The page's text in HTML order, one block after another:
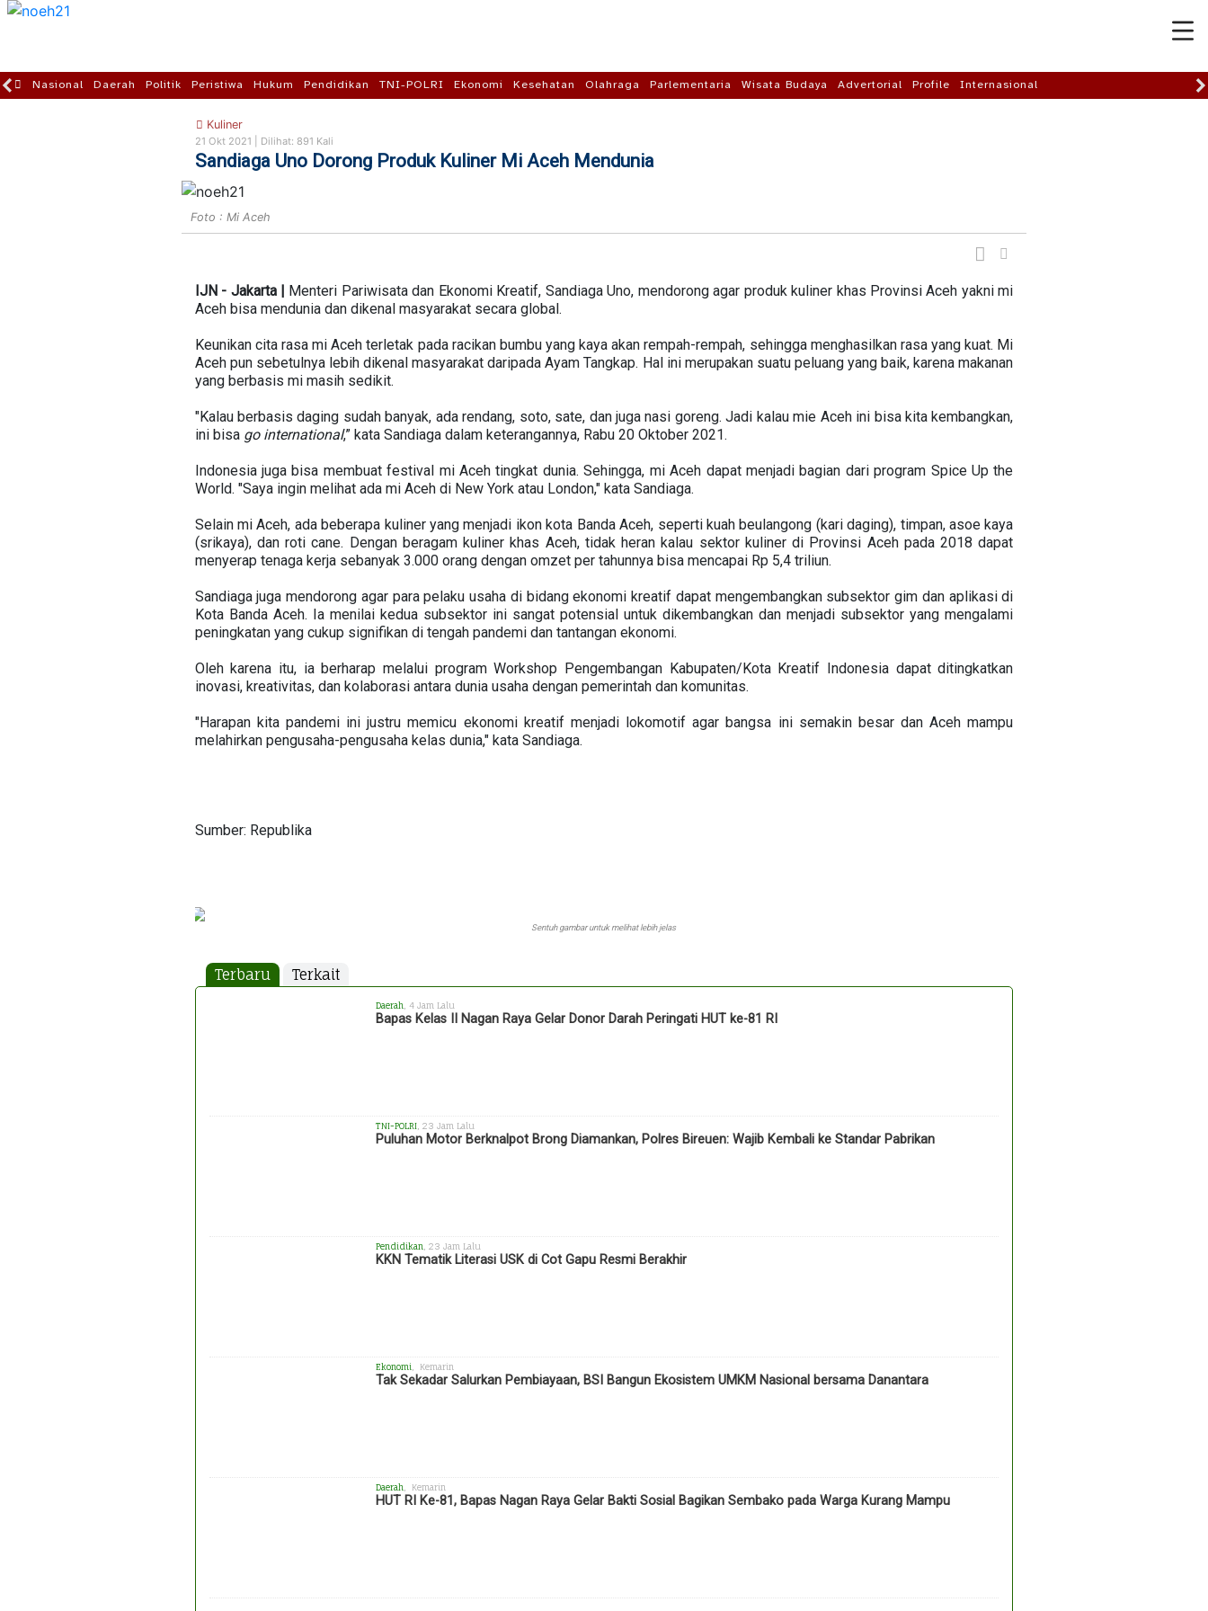
Nasional Daerah Politik Peristiwa Hukum Pendidikan TNI-POLRI Ekonomi Kesehatan Olahraga Parlementaria Wisata Budaya Advertorial Profile Internasional
Kuliner
21 Okt 2021 | Dilihat: 891 Kali
Sandiaga Uno Dorong Produk Kuliner Mi Aceh Mendunia
Foto : Mi Aceh
IJN - Jakarta | Menteri Pariwisata dan Ekonomi Kreatif, Sandiaga Uno, mendorong agar produk kuliner khas Provinsi Aceh yakni mi
Aceh bisa mendunia dan dikenal masyarakat secara global.
Keunikan cita rasa mi Aceh terletak pada racikan bumbu yang kaya akan rempah-rempah, sehingga menghasilkan rasa yang kuat. Mi
Aceh pun sebetulnya lebih dikenal masyarakat daripada Ayam Tangkap. Hal ini merupakan suatu peluang yang baik, karena makanan
yang berbasis mi masih sedikit.
"Kalau berbasis daging sudah banyak, ada rendang, soto, sate, dan juga nasi goreng. Jadi kalau mie Aceh ini bisa kita kembangkan,
ini bisa go international,” kata Sandiaga dalam keterangannya, Rabu 20 Oktober 2021.
Indonesia juga bisa membuat festival mi Aceh tingkat dunia. Sehingga, mi Aceh dapat menjadi bagian dari program Spice Up the
World. "Saya ingin melihat ada mi Aceh di New York atau London," kata Sandiaga.
Selain mi Aceh, ada beberapa kuliner yang menjadi ikon kota Banda Aceh, seperti kuah beulangong (kari daging), timpan, asoe kaya
(srikaya), dan roti cane. Dengan beragam kuliner khas Aceh, tidak heran kalau sektor kuliner di Provinsi Aceh pada 2018 dapat
menyerap tenaga kerja sebanyak 3.000 orang dengan omzet per tahunnya bisa mencapai Rp 5,4 triliun.
Sandiaga juga mendorong agar para pelaku usaha di bidang ekonomi kreatif dapat mengembangkan subsektor gim dan aplikasi di
Kota Banda Aceh. Ia menilai kedua subsektor ini sangat potensial untuk dikembangkan dan menjadi subsektor yang mengalami
peningkatan yang cukup signifikan di tengah pandemi dan tantangan ekonomi.
Oleh karena itu, ia berharap melalui program Workshop Pengembangan Kabupaten/Kota Kreatif Indonesia dapat ditingkatkan
inovasi, kreativitas, dan kolaborasi antara dunia usaha dengan pemerintah dan komunitas.
"Harapan kita pandemi ini justru memicu ekonomi kreatif menjadi lokomotif agar bangsa ini semakin besar dan Aceh mampu
melahirkan pengusaha-pengusaha kelas dunia," kata Sandiaga.
Sumber: Republika
Sentuh gambar untuk melihat lebih jelas
Terbaru Terkait
Daerah , 4 Jam Lalu
Bapas Kelas II Nagan Raya Gelar Donor Darah Peringati HUT ke-81 RI
TNI-POLRI , 23 Jam Lalu
Puluhan Motor Berknalpot Brong Diamankan, Polres Bireuen: Wajib Kembali ke Standar Pabrikan
Pendidikan , 23 Jam Lalu
KKN Tematik Literasi USK di Cot Gapu Resmi Berakhir
Ekonomi , Kemarin
Tak Sekadar Salurkan Pembiayaan, BSI Bangun Ekosistem UMKM Nasional bersama Danantara
Daerah , Kemarin
HUT RI Ke-81, Bapas Nagan Raya Gelar Bakti Sosial Bagikan Sembako pada Warga Kurang Mampu